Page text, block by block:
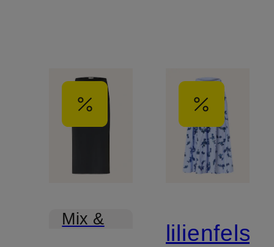
Mix &
lilienfels